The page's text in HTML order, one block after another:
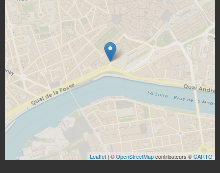
Leaflet | ©OpenStreetMapcontributeurs ©CARTO